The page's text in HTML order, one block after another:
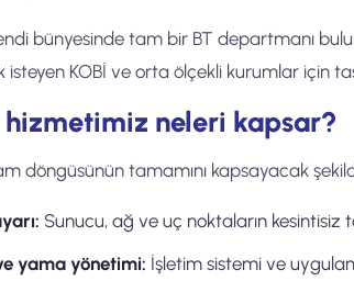
bünyesinde tam bir BT departmanı
KOBİ ve orta ölçekli kurumlar için
hizmetimiz neleri kapsar?
döngüsünün tamamını kapsayacak
Sunucu, ağ ve uç noktaların
yama yönetimi: İşletim sistemi ve